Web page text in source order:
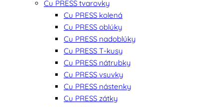
Cu PRESS tvarovky
Cu PRESS kolená
Cu PRESS oblúky
Cu PRESS nadoblúky
Cu PRESS T-kusy
Cu PRESS nátrubky
Cu PRESS vsuvky
Cu PRESS nástenky
Cu PRESS zátky